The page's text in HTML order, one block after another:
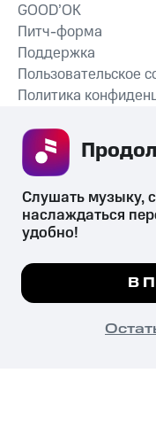
GOOD’OK
Питч-форма
Поддержка
Пользовательское
Политика
психотропных
их незаконный оборот
законодательством
© 2026 ООО «КИОН».
Все права защищены
Мы используем
Слушать музыку,
наслаждаться
удобно!
В